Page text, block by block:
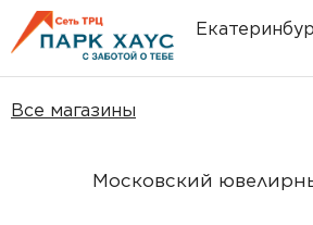
Все магазины
Московский